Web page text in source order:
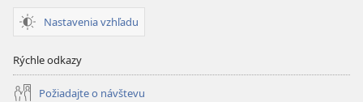
Nastavenia vzhľadu
Rýchle odkazy
Požiadajte o návštevu